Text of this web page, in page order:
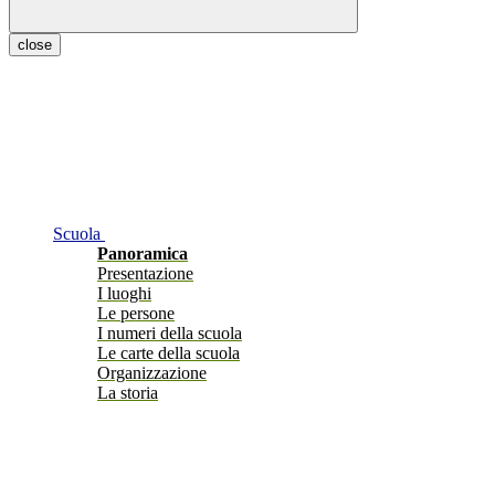
close
Scuola
Panoramica
Presentazione
I luoghi
Le persone
I numeri della scuola
Le carte della scuola
Organizzazione
La storia